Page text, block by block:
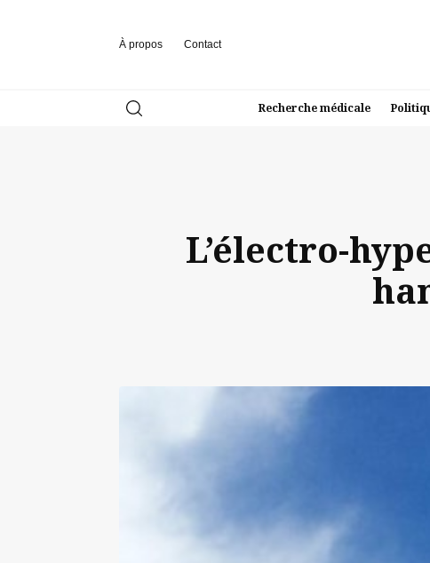
À propos Contact
Recherche médicale
L’électro-